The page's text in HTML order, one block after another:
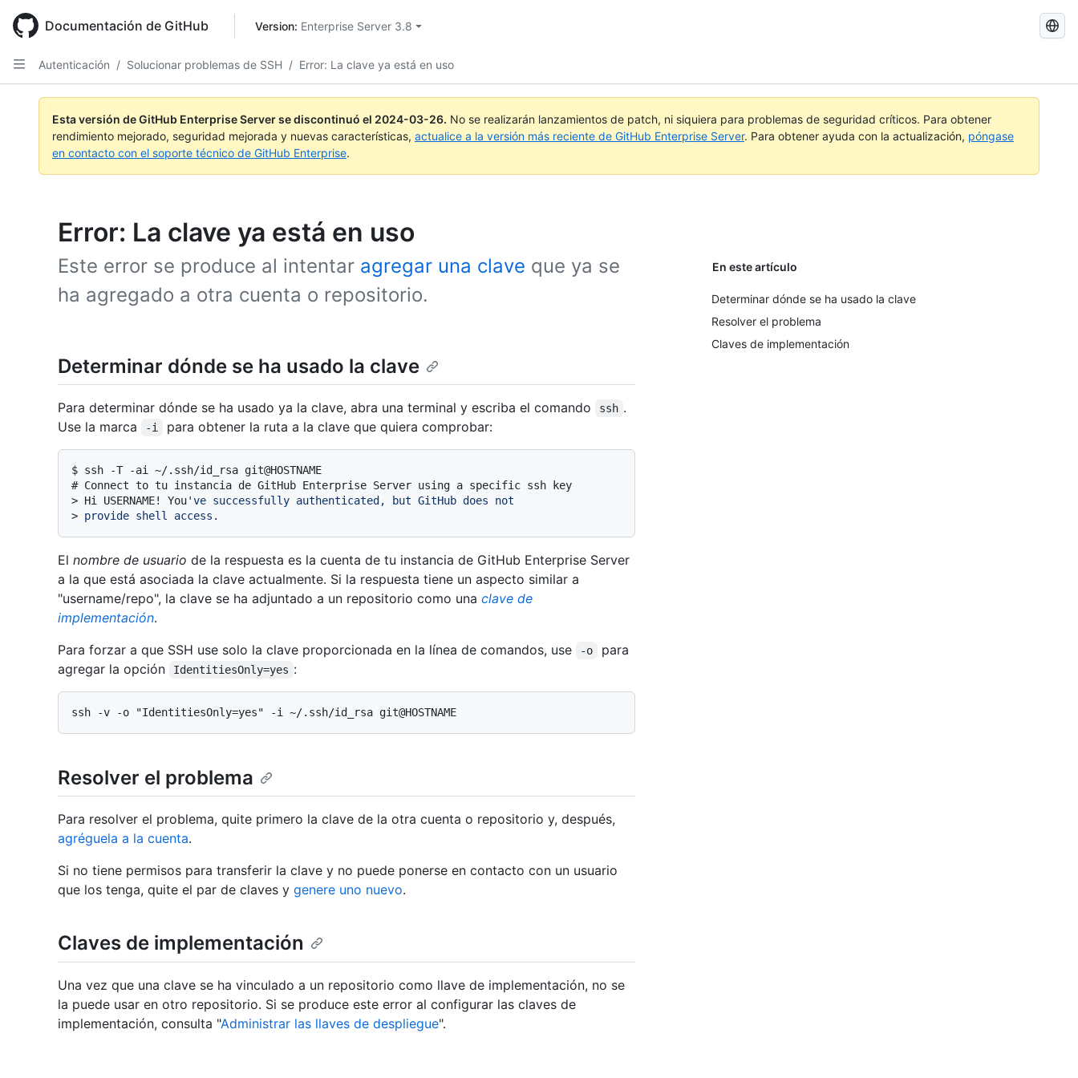
main
content
Documentación de GitHub Version: Enterprise Server 3.8
Buscar
Autenticación / Solucionar problemas de SSH / Error: La clave ya está en uso
Esta versión de GitHub Enterprise Server se discontinuó el 2024-03-26. No se realizarán lanzamientos de patch, ni siquiera para problemas de seguridad críticos. Para obtener
rendimiento mejorado, seguridad mejorada y nuevas características, actualice a la versión más reciente de GitHub Enterprise Server. Para obtener ayuda con la actualización, póngase
en contacto con el soporte técnico de GitHub Enterprise.
Error: La clave ya está en uso
Este error se produce al intentar agregar una clave que ya se
ha agregado a otra cuenta o repositorio.
En este artículo
Determinar dónde se ha usado la clave
Resolver el problema
Claves de implementación
Determinar dónde se ha usado la clave
Para determinar dónde se ha usado ya la clave, abra una terminal y escriba el comando ssh .
Use la marca
-i para obtener la ruta a la clave que quiera comprobar:
$ ssh -T -ai ~/.ssh/id_rsa git@HOSTNAME
# Connect to tu instancia de GitHub Enterprise Server using a specific ssh key
> Hi USERNAME! You've successfully authenticated, but GitHub does not
> provide shell access.
El nombre de usuario de la respuesta es la cuenta de tu instancia de GitHub Enterprise Server
a la que está asociada la clave actualmente. Si la respuesta tiene un aspecto similar a
"username/repo", la clave se ha adjuntado a un repositorio como una clave de
implementación.
Para forzar a que SSH use solo la clave proporcionada en la línea de comandos, use
-o
para
agregar la opción
IdentitiesOnly=yes :
Resolver el problema
Para resolver el problema, quite primero la clave de la otra cuenta o repositorio y, después,
agréguela a la cuenta.
Si no tiene permisos para transferir la clave y no puede ponerse en contacto con un usuario
que los tenga, quite el par de claves y genere uno nuevo.
Claves de implementación
Una vez que una clave se ha vinculado a un repositorio como llave de implementación, no se
la puede usar en otro repositorio. Si se produce este error al configurar las claves de
implementación, consulta "Administrar las llaves de despliegue".